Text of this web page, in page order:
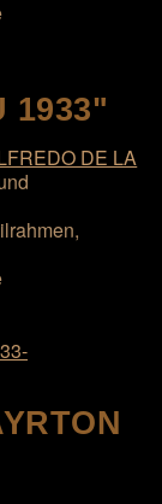
1933"
DE LA